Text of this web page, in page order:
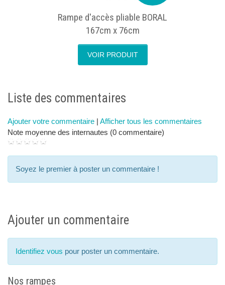
Rampe d'accès pliable BORAL
167cm x 76cm
VOIR PRODUIT
Liste des commentaires
Ajouter votre commentaire | Afficher tous les commentaires
Note moyenne des internautes (0 commentaire)
Soyez le premier à poster un commentaire !
Ajouter un commentaire
Identifiez vous pour poster un commentaire.
Nos rampes